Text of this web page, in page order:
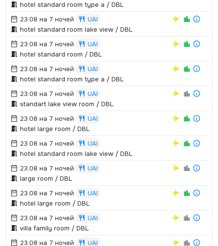
hotel standard room type a / DBL
23.08 на 7 ночей
UAI
hotel standard room lake view / DBL
23.08 на 7 ночей
UAI
hotel standard room / DBL
23.08 на 7 ночей
UAI
hotel standard room type a / DBL
23.08 на 7 ночей
UAI
standart lake view room / DBL
23.08 на 7 ночей
UAI
hotel large room / DBL
23.08 на 7 ночей
UAI
hotel standard room lake view / DBL
23.08 на 7 ночей
UAI
large room / DBL
23.08 на 7 ночей
UAI
hotel large room / DBL
23.08 на 7 ночей
UAI
villa family room / DBL
23.08 на 7 ночей
UAI